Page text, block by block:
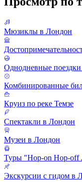
Мюзиклы в Лондон
Однодневные
Комбинированные
Круиз по реке Темзе
Спектакли в Лондон
Музеи в Лондон
Туры "Hop-on Hop-off
Экскурсии с гидом в